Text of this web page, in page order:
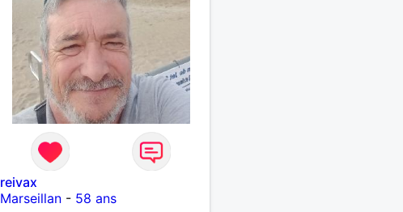
reivax
Marseillan - 58 ans